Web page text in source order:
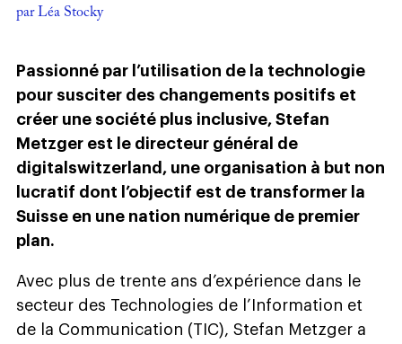
par Léa Stocky
Passionné par l’utilisation de la technologie
pour susciter des changements positifs et
créer une société plus inclusive, Stefan
Metzger est le directeur général de
digitalswitzerland, une organisation à but non
lucratif dont l’objectif est de transformer la
Suisse en une nation numérique de premier
plan.
Avec plus de trente ans d’expérience dans le
secteur des Technologies de l’Information et
de la Communication (TIC), Stefan Metzger a